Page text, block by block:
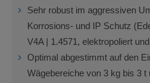
Sehr robust im aggressiven
Korrosions- und IP Schutz
V4A | 1.4571, elektropoliert
Optimal abgestimmt auf den
Wägebereiche von 3 kg bis 3 t